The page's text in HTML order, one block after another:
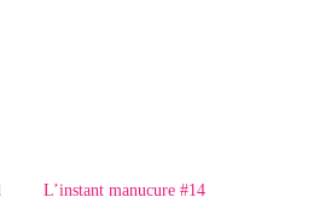
L’instant manucure #14